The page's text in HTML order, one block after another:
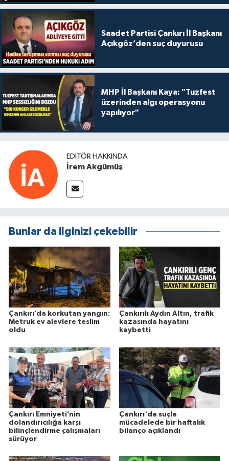
Saadet Partisi Çankırı İl Başkanı
Açıkgöz’den suç duyurusu
MHP İl Başkanı Kaya: "Tuzfest
üzerinden algı operasyonu
yapılıyor"
EDITÖR HAKKINDA
İrem Akgümüş
Bunlar da ilginizi çekebilir
Çankırı’da korkutan yangın:
Metruk ev alevlere teslim
oldu
Çankırılı Aydın Altın, trafik
kazasında hayatını
kaybetti
Çankırı Emniyeti’nin
dolandırıcılığa karşı
bilinçlendirme çalışmaları
sürüyor
Çankırı'da suçla
mücadelede bir haftalık
bilanço açıklandı